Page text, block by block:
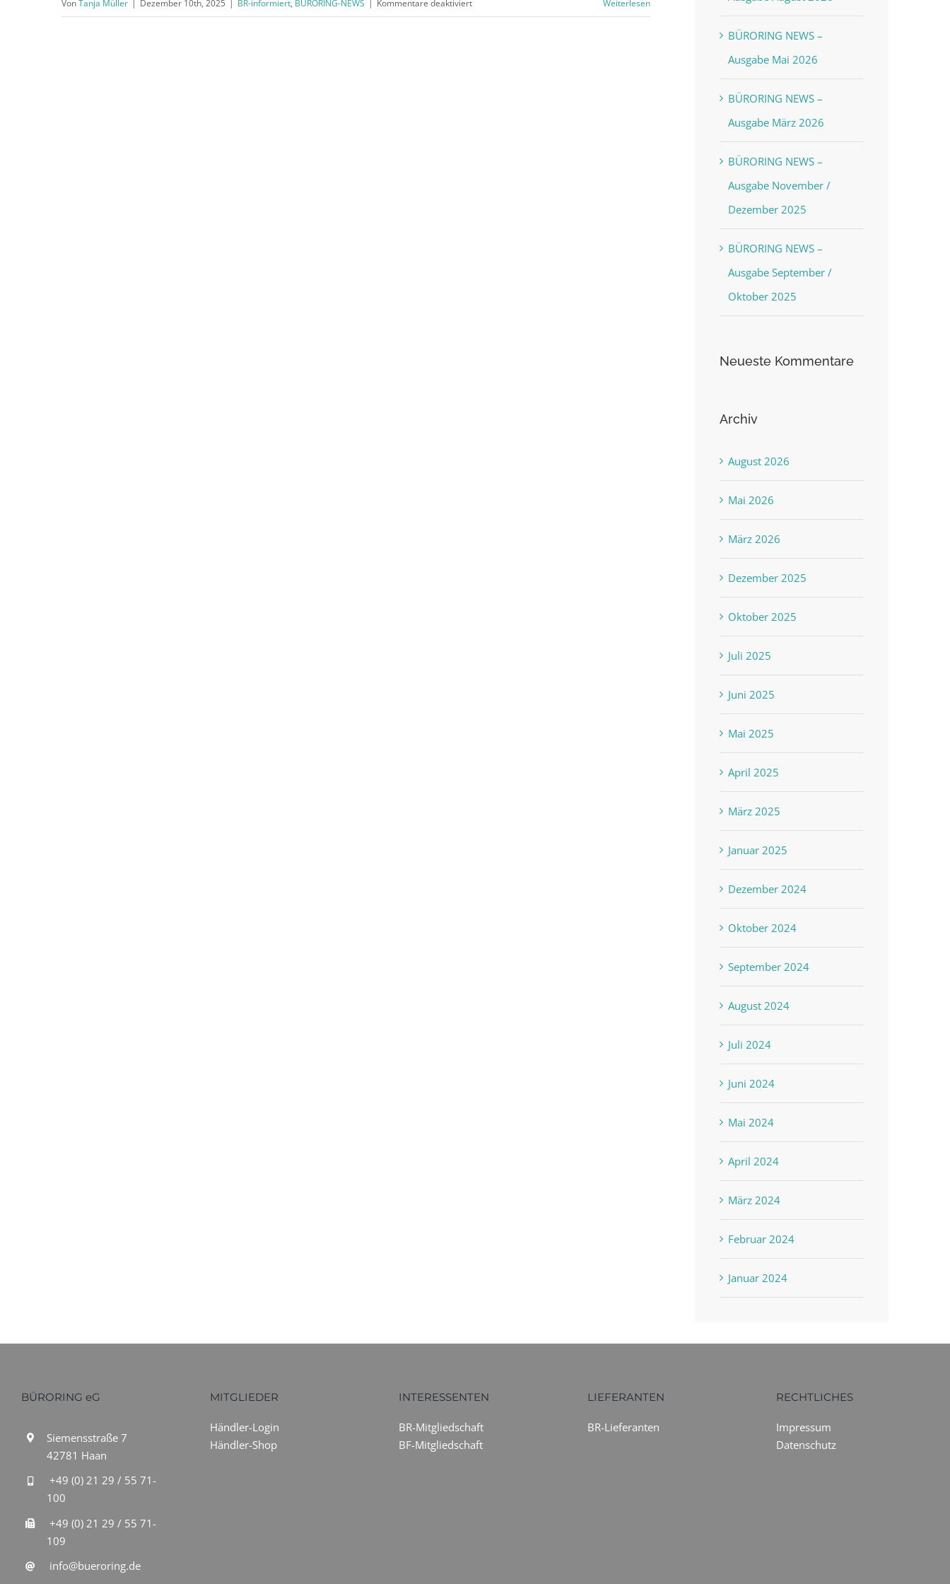
VonTanja Müller | Dezember 10th, 2025 | BR-informiert, BÜRORING-NEWS | Kommentare deaktiviertfür
Weiterlesen
BÜRORING NEWS –
Ausgabe Mai 2026
BÜRORING NEWS –
Ausgabe März 2026
BÜRORING NEWS –
Ausgabe November /
Dezember 2025
BÜRORING NEWS –
Ausgabe September /
Oktober 2025
Neueste Kommentare
Archiv
August 2026
Mai 2026
März 2026
Dezember 2025
Oktober 2025
Juli 2025
Juni 2025
Mai 2025
April 2025
März 2025
Januar 2025
Dezember 2024
Oktober 2024
September 2024
August 2024
Juli 2024
Juni 2024
Mai 2024
April 2024
März 2024
Februar 2024
Januar 2024
BÜRORING eG
Siemensstraße 7
42781 Haan
+49 (0) 21 29 / 55 71-
100
+49 (0) 21 29 / 55 71-
109
info@bueroring.de
MITGLIEDER
Händler-Login
Händler-Shop
INTERESSENTEN
BR-Mitgliedschaft
BF-Mitgliedschaft
LIEFERANTEN
BR-Lieferanten
RECHTLICHES
Impressum
Datenschutz